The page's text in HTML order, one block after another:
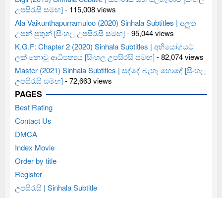
උපසිරැසි සමඟ]- 115,008 views
Ala Vaikunthapurramuloo (2020) Sinhala Subtitles | අලුත
උපන් පුතුන් [සිංහල උපසිරැසි සමඟ]- 95,044 views
K.G.F: Chapter 2 (2020) Sinhala Subtitles | අභියෝගයට
ලක් නොවූ ආධිපත්‍යය [සිංහල උපසිරසි සමඟ]- 82,074 views
Master (2021) Sinhala Subtitles | සද්දේ බැහැ හොදේ [සිංහල
උපසිරැසි සමඟ]- 72,663 views
PAGES
Best Rating
Contact Us
DMCA
Index Movie
Order by title
Register
උපසිරැසි | Sinhala Subtitle